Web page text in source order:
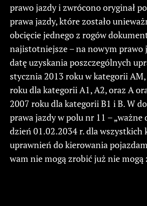
prawo jazdy i zwrócono oryginał
prawa jazdy, które zostało
obcięcie jednego z rogów
najistotniejsze – na nowym prawo
datę uzyskania poszczególnych
stycznia 2013 roku w kategorii
roku dla kategorii A1, A2, oraz A
2007 roku dla kategorii B1 i B. W
prawa jazdy w polu nr 11 – „ważne
dzień 01.02.2034 r. dla wszystkich
uprawnień do kierowania
wam nie mogą zrobić już nie mogą